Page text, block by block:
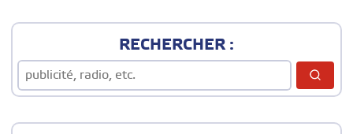
RECHERCHER :